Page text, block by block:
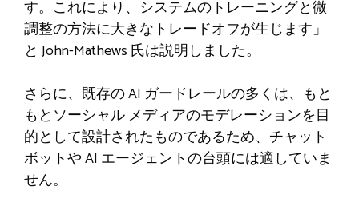
す。これにより、システムのトレーニングと微
調整の方法に大きなトレードオフが生じます」
と John-Mathews 氏は説明しました。
さらに、既存の AI ガードレールの多くは、もと
もとソーシャル メディアのモデレーションを目
的として設計されたものであるため、チャット
ボットや AI エージェントの台頭には適していま
せん。